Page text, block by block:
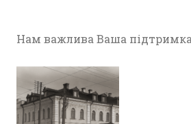
Нам важлива Ваша